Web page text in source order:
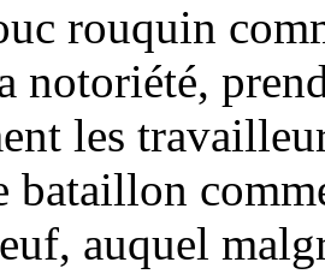
rouquin
notoriété,
les
bataillon
auquel